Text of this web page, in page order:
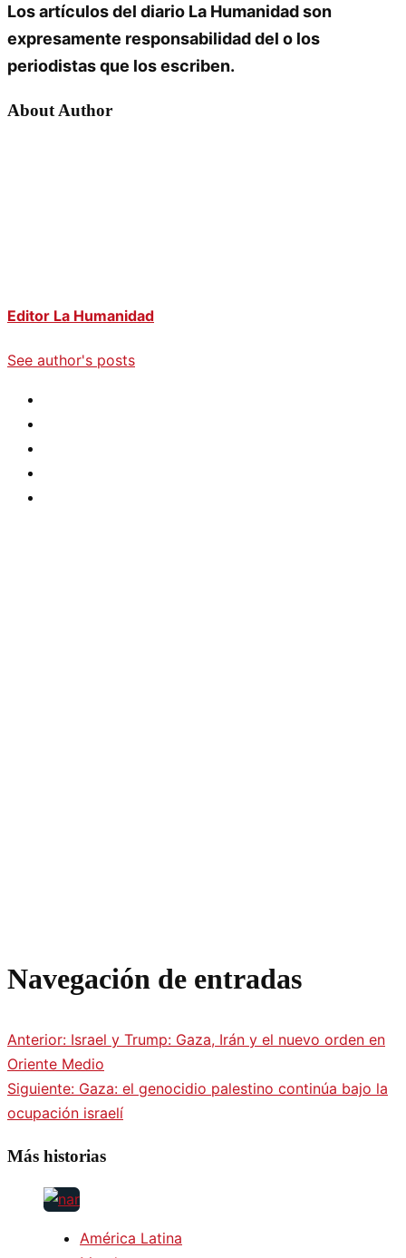
Los artículos del diario La Humanidad son
expresamente responsabilidad del o los
periodistas que los escriben.
About Author
Editor La Humanidad
See author's posts
Navegación de entradas
Anterior: Israel y Trump: Gaza, Irán y el nuevo orden en
Oriente Medio
Siguiente: Gaza: el genocidio palestino continúa bajo la
ocupación israelí
Más historias
América Latina